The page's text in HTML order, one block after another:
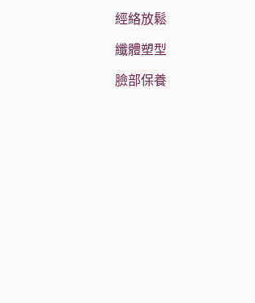
經絡放鬆
纖體塑型
臉部保養